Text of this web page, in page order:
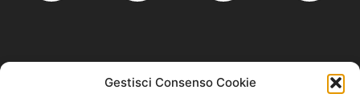
Gestisci Consenso Cookie